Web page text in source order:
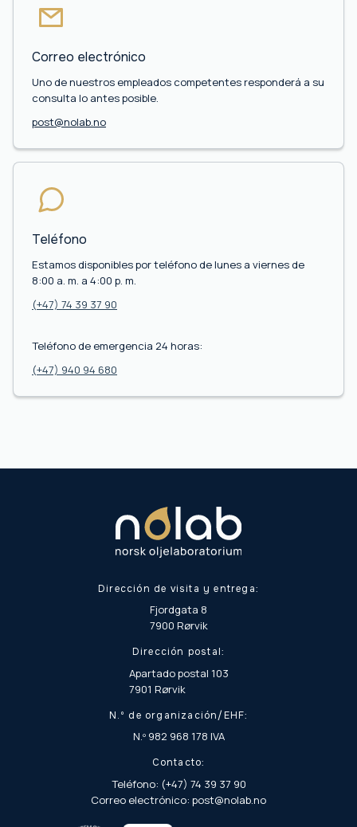
Correo electrónico
Uno de nuestros empleados competentes responderá a su
consulta lo antes posible.
post@nolab.no
Teléfono
Estamos disponibles por teléfono de lunes a viernes de
8:00 a. m. a 4:00 p. m.
(+47) 74 39 37 90
Teléfono de emergencia 24 horas:
(+47) 940 94 680
Dirección de visita y entrega:
Fjordgata 8
7900 Rørvik
Dirección postal:
Apartado postal 103
7901 Rørvik
N.º de organización/EHF:
N.º 982 968 178 IVA
Contacto:
Teléfono: (+47) 74 39 37 90
Correo electrónico: post@nolab.no